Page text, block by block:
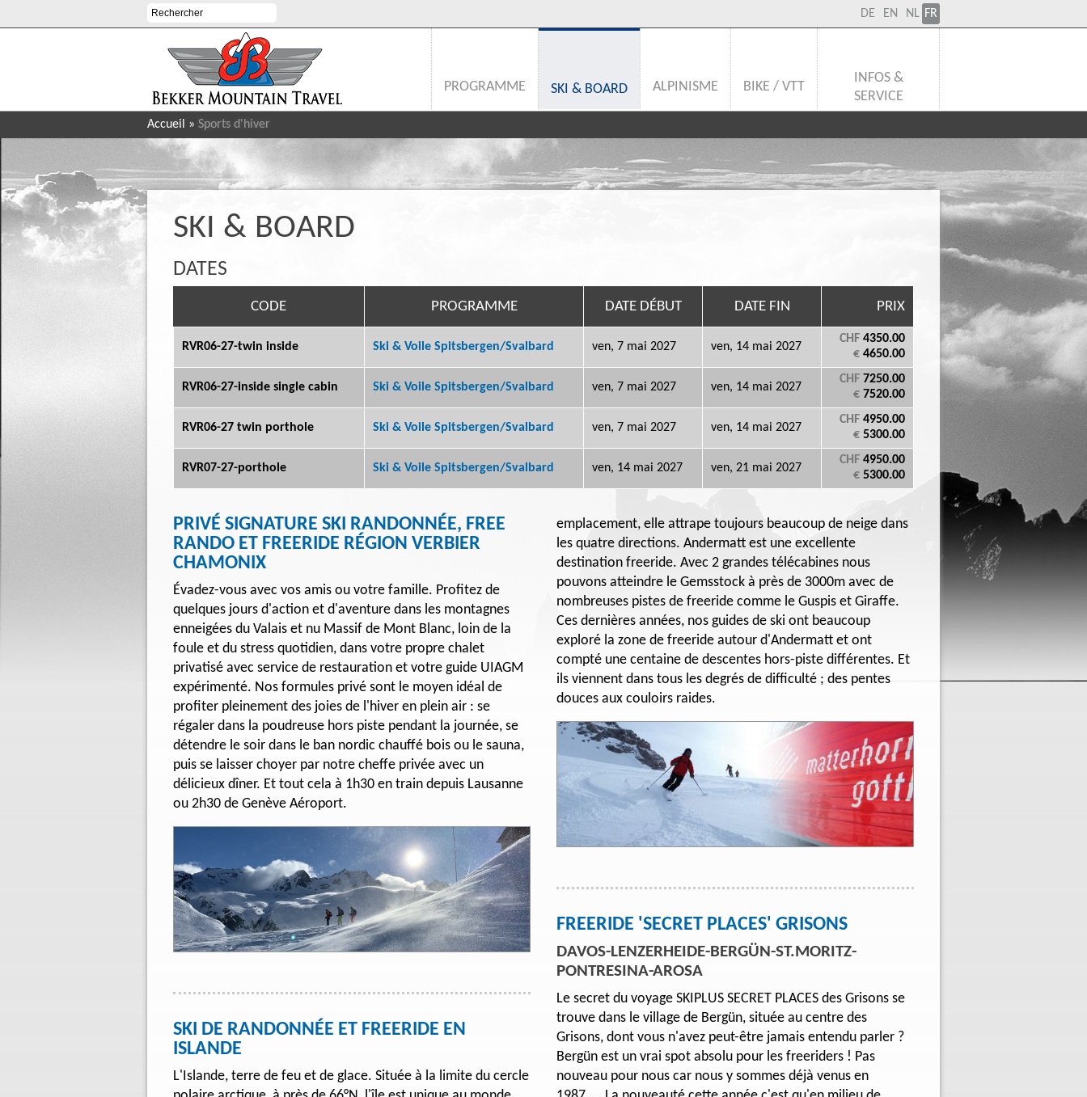
DE EN FR
NL
PROGRAMME SKI & BOARD ALPINISME BIKE / VTT
INFOS &
SERVICE
Accueil » Sports d'hiver
SKI & BOARD
DATES
CODE PROGRAMME DATE DÉBUT DATE FIN PRIX
RVR06-27-twin inside Ski & Voile Spitsbergen/Svalbard ven, 7 mai 2027 ven, 14 mai 2027
CHF 4350.00
€ 4650.00
RVR06-27-inside single cabin Ski & Voile Spitsbergen/Svalbard ven, 7 mai 2027 ven, 14 mai 2027
CHF 7250.00
€ 7520.00
RVR06-27 twin porthole Ski & Voile Spitsbergen/Svalbard ven, 7 mai 2027 ven, 14 mai 2027
CHF 4950.00
€ 5300.00
RVR07-27-porthole Ski & Voile Spitsbergen/Svalbard ven, 14 mai 2027 ven, 21 mai 2027
CHF 4950.00
€ 5300.00
PRIVÉ SIGNATURE SKI RANDONNÉE, FREE
RANDO ET FREERIDE RÉGION VERBIER
CHAMONIX
Évadez-vous avec vos amis ou votre famille. Profitez de
quelques jours d'action et d'aventure dans les montagnes
enneigées du Valais et nu Massif de Mont Blanc, loin de la
foule et du stress quotidien, dans votre propre chalet
privatisé avec service de restauration et votre guide UIAGM
expérimenté. Nos formules privé sont le moyen idéal de
profiter pleinement des joies de l'hiver en plein air : se
régaler dans la poudreuse hors piste pendant la journée, se
détendre le soir dans le ban nordic chauffé bois ou le sauna,
puis se laisser choyer par notre cheffe privée avec un
délicieux dîner. Et tout cela à 1h30 en train depuis Lausanne
ou 2h30 de Genève Aéroport.
SKI DE RANDONNÉE ET FREERIDE EN
ISLANDE
L'Islande, terre de feu et de glace. Située à la limite du cercle
emplacement, elle attrape toujours beaucoup de neige dans
les quatre directions. Andermatt est une excellente
destination freeride. Avec 2 grandes télécabines nous
pouvons atteindre le Gemsstock à près de 3000m avec de
nombreuses pistes de freeride comme le Guspis et Giraffe.
Ces dernières années, nos guides de ski ont beaucoup
exploré la zone de freeride autour d'Andermatt et ont
compté une centaine de descentes hors-piste différentes. Et
ils viennent dans tous les degrés de difficulté ; des pentes
douces aux couloirs raides.
FREERIDE 'SECRET PLACES' GRISONS
DAVOS-LENZERHEIDE-BERGÜN-ST.MORITZ-
PONTRESINA-AROSA
Le secret du voyage SKIPLUS SECRET PLACES des Grisons se
trouve dans le village de Bergün, située au centre des
Grisons, dont vous n'avez peut-être jamais entendu parler ?
Bergün est un vrai spot absolu pour les freeriders ! Pas
nouveau pour nous car nous y sommes déjà venus en